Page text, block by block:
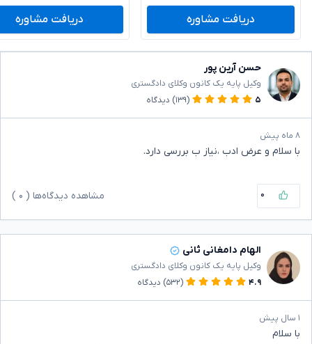
دریافت مشاوره دریافت مشاوره
حسن آرین پور
وکیل پایه یک کانون وکلای دادگستری
۵
(۱۳۹) دیدگاه
۸ ماه پیش
با سلام و عرض ادب ،نیاز ب بررسی دارد.
۰ مشاهده دیدگاه‌ها ( ۰
الهام دامغانی ثانی
وکیل پایه یک کانون وکلای دادگستری
۴.۹
(۵۳۲) دیدگاه
۱ سال پیش
با سلام